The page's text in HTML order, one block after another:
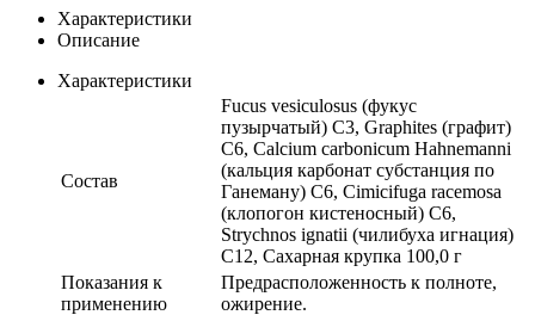
Характеристики
Описание
Характеристики
Состав
Fucus vesiculosus (фукус
пузырчатый) С3, Graphites (графит)
С6, Calcium carbonicum Hahnemanni
(кальция карбонат субстанция по
Ганеману) C6, Cimicifuga racemosa
(клопогон кистеносный) С6,
Strychnos ignatii (чилибуха игнация)
С12, Сахарная крупка 100,0 г
Показания к
применению
Предрасположенность к полноте,
ожирение.